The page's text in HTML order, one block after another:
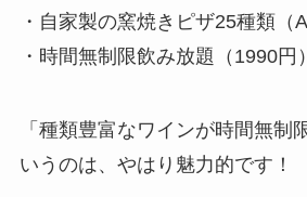
・自家製の窯焼きピザ25種類（
・時間無制限飲み放題（1990円）
「種類豊富なワインが時間無制
いうのは、やはり魅力的です！